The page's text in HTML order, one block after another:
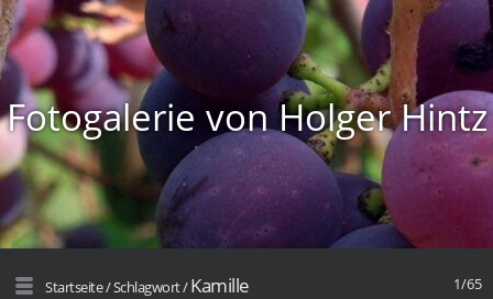
Fotogalerie von Holger Hintz
1/65
Startseite/Schlagwort/Kamille